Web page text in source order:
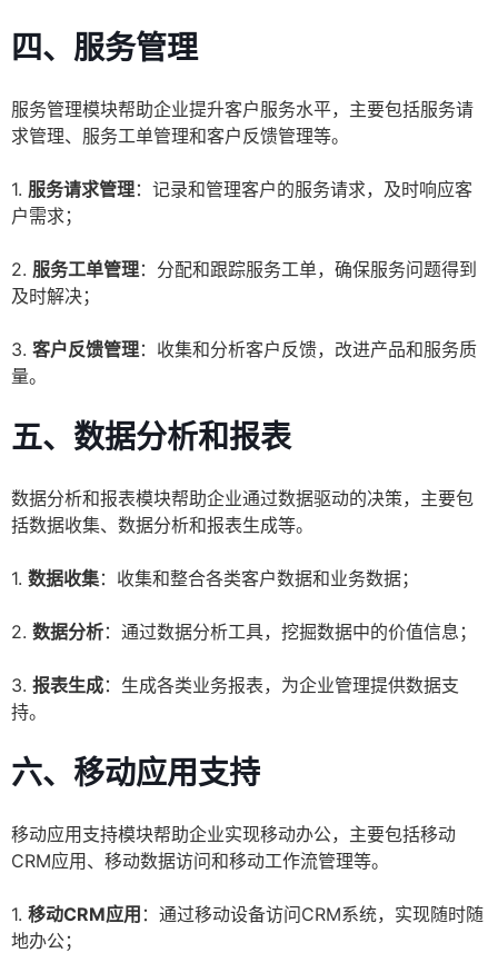
四、服务管理
服务管理模块帮助企业提升客户服务水平，主要包括服务请
求管理、服务工单管理和客户反馈管理等。
1. 服务请求管理：记录和管理客户的服务请求，及时响应客
户需求；
2. 服务工单管理：分配和跟踪服务工单，确保服务问题得到
及时解决；
3. 客户反馈管理：收集和分析客户反馈，改进产品和服务质
量。
五、数据分析和报表
数据分析和报表模块帮助企业通过数据驱动的决策，主要包
括数据收集、数据分析和报表生成等。
1. 数据收集：收集和整合各类客户数据和业务数据；
2. 数据分析：通过数据分析工具，挖掘数据中的价值信息；
3. 报表生成：生成各类业务报表，为企业管理提供数据支
持。
六、移动应用支持
移动应用支持模块帮助企业实现移动办公，主要包括移动
CRM应用、移动数据访问和移动工作流管理等。
1. 移动CRM应用 ：通过移动设备访问CRM系统，实现随时随
地办公；